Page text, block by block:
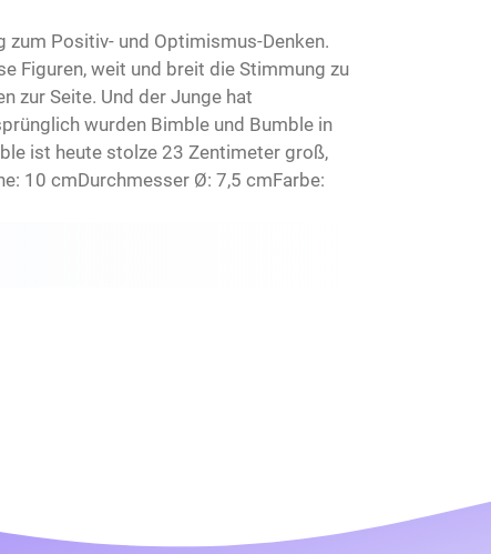
Positiv- und Optimismus-Denken.
Figuren, weit und breit die Stimmung zu
zur Seite. Und der Junge hat
wurden Bimble und Bumble in
ist heute stolze 23 Zentimeter groß,
10 cmDurchmesser Ø: 7,5 cmFarbe: